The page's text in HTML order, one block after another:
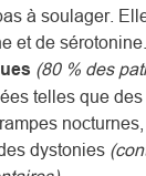
à soulager.
et de sérotonine.
(80 % des
telles que
dystonies